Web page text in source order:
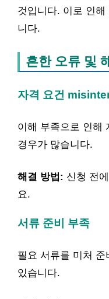
것입니다. 이로 인
니다.
흔한 오류 및
자격 요건
이해 부족으로 인해
경우가 많습니다.
해결 방법: 신청 전
요.
서류 준비 부족
필요 서류를 미처
있습니다.